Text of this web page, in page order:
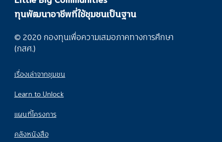
ทุนพัฒนาอาชีพที่ใช้ชุมชนเป็นฐาน
© 2020 กองทุนเพื่อความเสมอภาคทางการศึกษา
(กสศ.)
เรื่องเล่าจากชุมชน
Learn to Unlock
แผนที่โครงการ
คลังหนังสือ